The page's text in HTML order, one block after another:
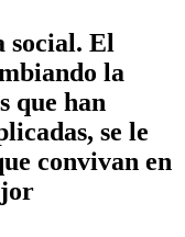
social. El
la
que han
se le
convivan en